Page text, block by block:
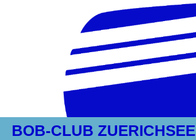
BOB-CLUB ZUERICHSEE